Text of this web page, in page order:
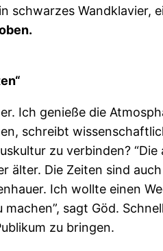
Ich genieße die
schreibt
zu verbinden?
älter. Die Zeiten sind
Ich wollte einen
sagt Göd.
zu bringen.